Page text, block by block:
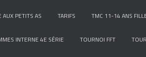
AUX PETITS AS TARIFS TMC 11-14 ANS
INTERNE 4E SÉRIE TOURNOI FFT